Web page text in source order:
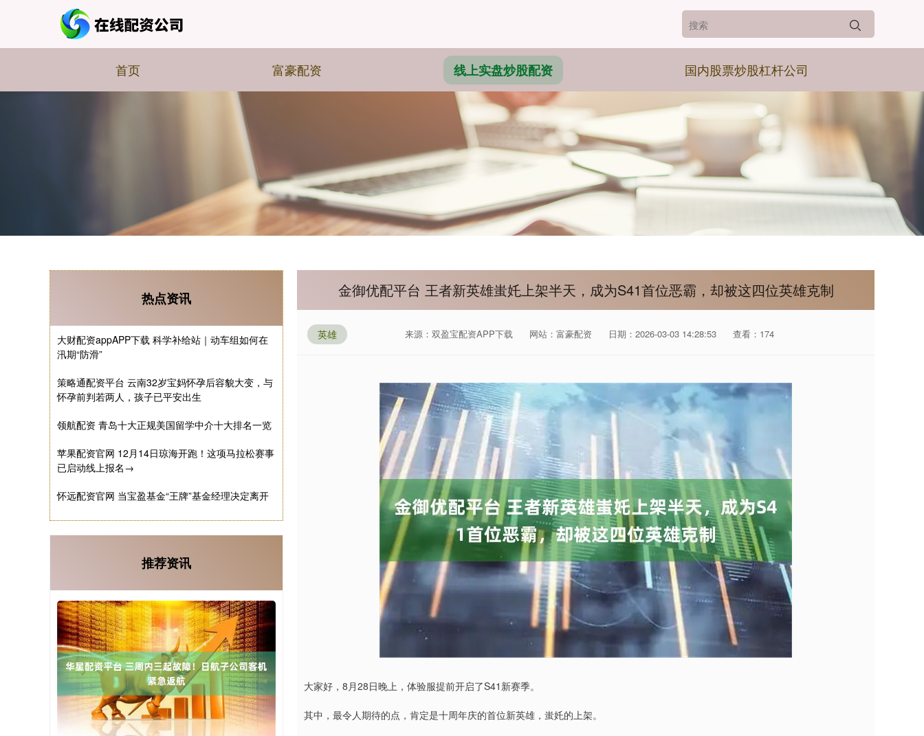
首页 富豪配资 线上实盘炒股配资 国内股票炒股杠杆公司
金御优配平台 王者新英雄蚩奼上架半天，成为S41首位恶霸，却被这四位英雄克制
英雄 来源：双盈宝配资APP下载 网站：富豪配资 日期：2026-03-03 14:28:53 查看：174
大家好，8月28日晚上，体验服提前开启了S41新赛季。
其中，最令人期待的点，肯定是十周年庆的首位新英雄，蚩奼的上架。
热点资讯
大财配资appAPP下载 科学补给站｜动车组如何在
汛期“防滑”
策略通配资平台 云南32岁宝妈怀孕后容貌大变，与
怀孕前判若两人，孩子已平安出生
领航配资 青岛十大正规美国留学中介十大排名一览
苹果配资官网 12月14日琼海开跑！这项马拉松赛事
已启动线上报名→
怀远配资官网 当宝盈基金“王牌”基金经理决定离开
推荐资讯